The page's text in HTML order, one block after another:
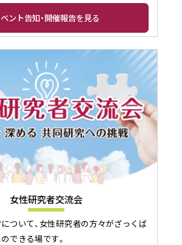
ント告知・開催報告を見る
女性研究者交流会
ついて、女性研究者の方々がざっくば
できる場です。